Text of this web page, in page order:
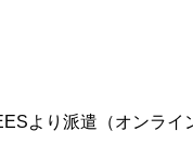
より派遣（オンライ